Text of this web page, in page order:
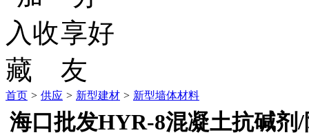
首页 > 供应 > 新型建材 > 新型墙体材料
海口批发HYR-8混凝土抗碱剂